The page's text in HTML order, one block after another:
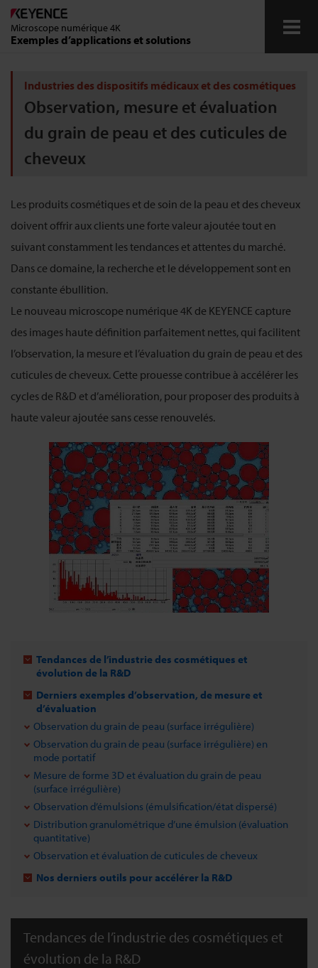
Microscope numérique 4K
Exemples d’applications et solutions
Industries automobile et aérospatiale
Industrie des composants électroniques
Industries des dispositifs médicaux et des cosmétiques
Industries des produits chimiques et des matériaux
Glossaire
Télécharger
Industries des dispositifs médicaux et des cosmétiques
Observation, mesure et évaluation
du grain de peau et des cuticules de
cheveux
Les produits cosmétiques et de soin de la peau et des cheveux
doivent offrir aux clients une forte valeur ajoutée tout en
suivant constamment les tendances et attentes du marché.
Dans ce domaine, la recherche et le développement sont en
constante ébullition.
Le nouveau microscope numérique 4K de KEYENCE capture
des images haute définition parfaitement nettes, qui facilitent
l’observation, la mesure et l’évaluation du grain de peau et des
cuticules de cheveux. Cette prouesse contribue à accélérer les
cycles de R&D et d’amélioration, pour proposer des produits à
haute valeur ajoutée sans cesse renouvelés.
Tendances de l’industrie des cosmétiques et
évolution de la R&D
Derniers exemples d’observation, de mesure et
d’évaluation
Observation du grain de peau (surface irrégulière)
Observation du grain de peau (surface irrégulière) en
mode portatif
Mesure de forme 3D et évaluation du grain de peau
(surface irrégulière)
Observation d’émulsions (émulsification/état dispersé)
Distribution granulométrique d’une émulsion (évaluation
quantitative)
Observation et évaluation de cuticules de cheveux
Nos derniers outils pour accélérer la R&D
Tendances de l’industrie des cosmétiques et
évolution de la R&D